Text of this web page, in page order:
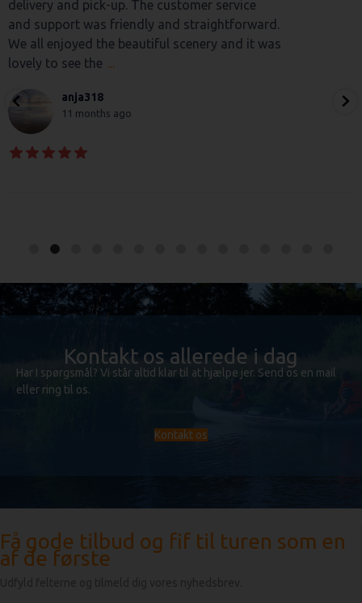
delivery and pick-up. The customer service
and support was friendly and straightforward.
We all enjoyed the beautiful scenery and it was
lovely to see the
anja318
11 months ago
Kontakt os allerede i dag
Har I spørgsmål? Vi står altid klar til at hjælpe jer. Send os en mail
eller ring til os.
Kontakt os
Få gode tilbud og fif til turen som en
af de første